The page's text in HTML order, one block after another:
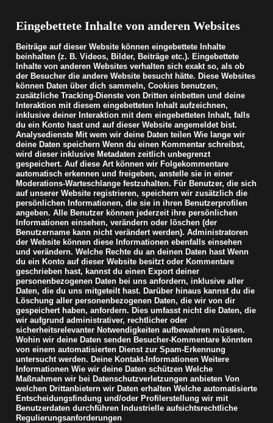
Eingebettete Inhalte von anderen Websites
Beiträge auf dieser Website können eingebettete Inhalte
beinhalten (z. B. Videos, Bilder, Beiträge etc.). Eingebettete
Inhalte von anderen Websites verhalten sich exakt so, als ob
der Besucher die andere Website besucht hätte. Diese Websites
können Daten über dich sammeln, Cookies benutzen,
zusätzliche Tracking-Dienste von Dritten einbetten und deine
Interaktion mit diesem eingebetteten Inhalt aufzeichnen,
inklusive deiner Interaktion mit dem eingebetteten Inhalt, falls
du ein Konto hast und auf dieser Website angemeldet bist.
Analysedienste Mit wem wir deine Daten teilen Wie lange wir
deine Daten speichern Wenn du einen Kommentar schreibst,
wird dieser inklusive Metadaten zeitlich unbegrenzt
gespeichert. Auf diese Art können wir Folgekommentare
automatisch erkennen und freigeben, anstelle sie in einer
Moderations-Warteschlange festzuhalten. Für Benutzer, die sich
auf unserer Website registrieren, speichern wir zusätzlich die
persönlichen Informationen, die sie in ihren Benutzerprofilen
angeben. Alle Benutzer können jederzeit ihre persönlichen
Informationen einsehen, verändern oder löschen (der
Benutzername kann nicht verändert werden). Administratoren
der Website können diese Informationen ebenfalls einsehen
und verändern. Welche Rechte du an deinen Daten hast Wenn
du ein Konto auf dieser Website besitzt oder Kommentare
geschrieben hast, kannst du einen Export deiner
personenbezogenen Daten bei uns anfordern, inklusive aller
Daten, die du uns mitgeteilt hast. Darüber hinaus kannst du die
Löschung aller personenbezogenen Daten, die wir von dir
gespeichert haben, anfordern. Dies umfasst nicht die Daten, die
wir aufgrund administrativer, rechtlicher oder
sicherheitsrelevanter Notwendigkeiten aufbewahren müssen.
Wohin wir deine Daten senden Besucher-Kommentare könnten
von einem automatisierten Dienst zur Spam-Erkennung
untersucht werden. Deine Kontakt-Informationen Weitere
Informationen Wie wir deine Daten schützen Welche
Maßnahmen wir bei Datenschutzverletzungen anbieten Von
welchen Drittanbietern wir Daten erhalten Welche automatisierte
Entscheidungsfindung und/oder Profilerstellung wir mit
Benutzerdaten durchführen Industrielle aufsichtsrechtliche
Regulierungsanforderungen